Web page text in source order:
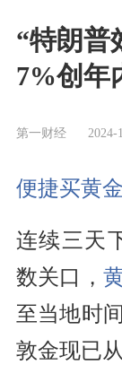
“特朗普
7%创年
第一财经 2024-
便捷买黄
连续三天
数关口，
至当地时
敦金现已